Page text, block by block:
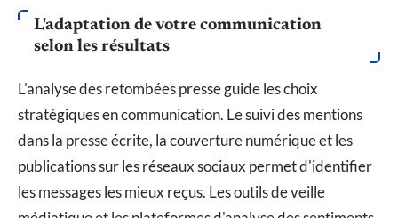
L'adaptation de votre communication
selon les résultats
L'analyse des retombées presse guide les choix
stratégiques en communication. Le suivi des mentions
dans la presse écrite, la couverture numérique et les
publications sur les réseaux sociaux permet d'identifier
les messages les mieux reçus. Les outils de veille